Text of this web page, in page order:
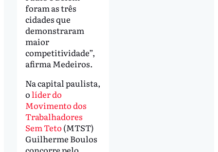
foram as três
cidades que
demonstraram
maior
competitividade”,
afirma Medeiros.
Na capital paulista,
olíder do
Movimento dos
Trabalhadores
Sem Teto (MTST)
Guilherme Boulos